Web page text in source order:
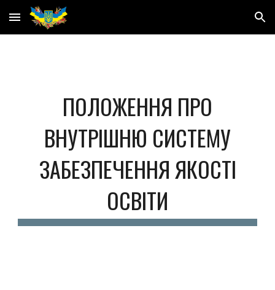
Skip to main content Skip to navigation
ПОЛОЖЕННЯ ПРО
ВНУТРІШНЮ СИСТЕМУ
ЗАБЕЗПЕЧЕННЯ ЯКОСТІ
ОСВІТИ